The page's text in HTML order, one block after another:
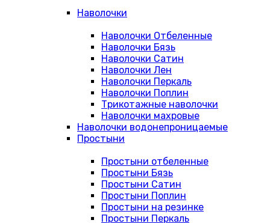
Наволочки
Наволочки Отбеленные
Наволочки Бязь
Наволочки Сатин
Наволочки Лен
Наволочки Перкаль
Наволочки Поплин
Трикотажные наволочки
Наволочки махровые
Наволочки водонепроницаемые
Простыни
Простыни отбеленные
Простыни Бязь
Простыни Сатин
Простыни Поплин
Простыни на резинке
Простыни Перкаль